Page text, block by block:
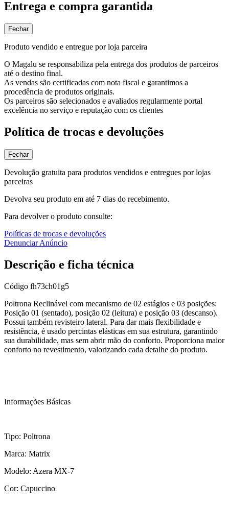
Entrega e compra garantida
Fechar
Produto vendido e entregue por loja parceira
O Magalu se responsabiliza pela entrega dos produtos de parceiros
até o destino final.
As vendas são certificadas com nota fiscal e garantimos a
procedência de produtos originais.
Os parceiros são selecionados e avaliados regularmente portal
excelência no serviço e reputação com os clientes
Política de trocas e devoluções
Fechar
Devolução gratuita para produtos vendidos e entregues por lojas
parceiras
Devolva seu produto em até 7 dias do recebimento.
Para devolver o produto consulte:
Políticas de trocas e devoluções
Denunciar Anúncio
Descrição e ficha técnica
Código fh73ch01g5
Poltrona Reclinável com mecanismo de 02 estágios e 03 posições:
Posição 01 (sentado), posição 02 (leitura) e posição 03 (descanso).
Possui também revisteiro lateral. Para dar mais flexibilidade e
resistência, é usado percintas elásticas em sua estrutura, garantindo
sua durabilidade, mas sem abrir mão do conforto. Proporciona maior
conforto no revestimento, valorizando cada detalhe do produto.
Informações Básicas
Tipo: Poltrona
Marca: Matrix
Modelo: Azera MX-7
Cor: Capuccino